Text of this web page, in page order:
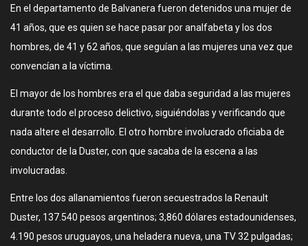
En el departamento de Balvanera fueron detenidos una mujer de
41 años, que es quien se hace pasar por analfabeta y los dos
hombres, de 41 y 62 años, que seguían a las mujeres una vez que
convencían a la víctima.
El mayor de los hombres era el que daba seguridad a las mujeres
durante todo el proceso delictivo, siguiéndolas y verificando que
nada altere el desarrollo. El otro hombre involucrado oficiaba de
conductor de la Duster, con que sacaba de la escena a las
involucradas.
Entre los dos allanamientos fueron secuestrados la Renault
Duster, 137.540 pesos argentinos; 3,860 dólares estadounidenses,
4.190 pesos uruguayos, una heladera nueva, una TV 32 pulgadas;